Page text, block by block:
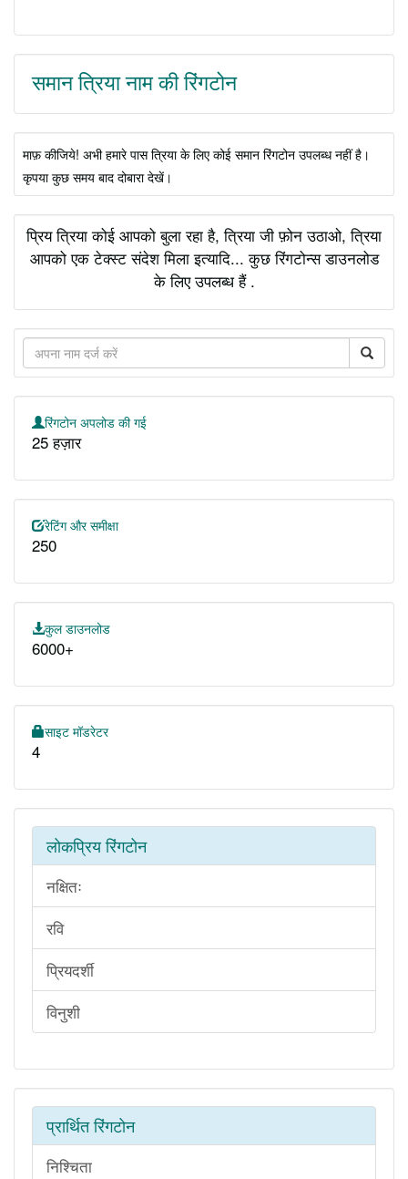
समान त्रिया नाम की रिंगटोन
माफ़ कीजिये! अभी हमारे पास त्रिया के लिए कोई समान रिंगटोन उपलब्ध नहीं है।
कृपया कुछ समय बाद दोबारा देखें।
प्रिय त्रिया कोई आपको बुला रहा है, त्रिया जी फ़ोन उठाओ, त्रिया
आपको एक टेक्स्ट संदेश मिला इत्यादि... कुछ रिंगटोन्स डाउनलोड
के लिए उपलब्ध हैं .
रिंगटोन अपलोड की गई
25 हज़ार
रेटिंग और समीक्षा
250
कुल डाउनलोड
6000+
साइट मॉडरेटर
4
लोकप्रिय रिंगटोन
नक्षितः
रवि
प्रियदर्शी
विनुशी
प्रार्थित रिंगटोन
निश्चिता